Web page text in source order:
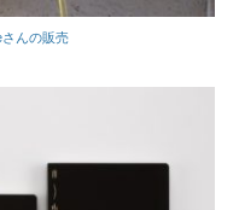
んの販売